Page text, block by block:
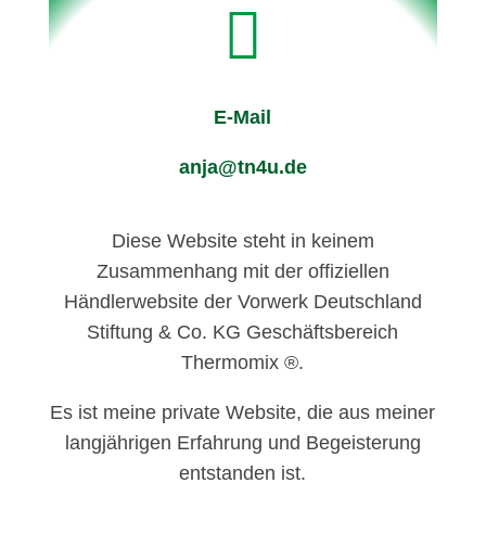

E-Mail
anja@tn4u.de
Diese Website steht in keinem
Zusammenhang mit der offiziellen
Händlerwebsite der Vorwerk Deutschland
Stiftung & Co. KG Geschäftsbereich
Thermomix ®.
Es ist meine private Website, die aus meiner
langjährigen Erfahrung und Begeisterung
entstanden ist.